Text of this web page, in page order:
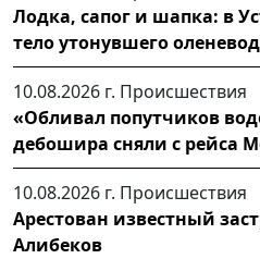
Лодка, сапог и шапка: в
тело утонувшего
10.08.2026 г. Происшествия
«Обливал попутчиков
дебошира сняли с рейса
10.08.2026 г. Происшествия
Арестован известный
Алибеков